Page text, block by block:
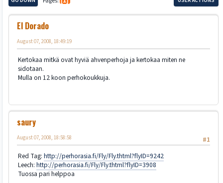
El Dorado
August 07, 2008, 18:49:19
Kertokaa mitkä ovat hyviä ahvenperhoja ja kertokaa miten ne
sidotaan.
Mulla on 12 koon perhokoukkuja.
saury
#1
August 07, 2008, 18:58:58
Red Tag: http://perhorasia.fi/Fly/Fly.thtml?flyID=9242
Leech: http://perhorasia.fi/Fly/Fly.thtml?flyID=3908
Tuossa pari helppoa